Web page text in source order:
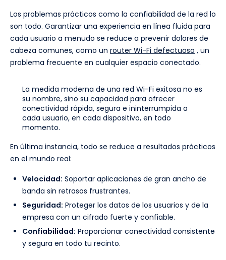
Los problemas prácticos como la confiabilidad de la red lo
son todo. Garantizar una experiencia en línea fluida para
cada usuario a menudo se reduce a prevenir dolores de
cabeza comunes, como un router Wi-Fi defectuoso , un
problema frecuente en cualquier espacio conectado.
La medida moderna de una red Wi-Fi exitosa no es
su nombre, sino su capacidad para ofrecer
conectividad rápida, segura e ininterrumpida a
cada usuario, en cada dispositivo, en todo
momento.
En última instancia, todo se reduce a resultados prácticos
en el mundo real:
Velocidad: Soportar aplicaciones de gran ancho de
banda sin retrasos frustrantes.
Seguridad: Proteger los datos de los usuarios y de la
empresa con un cifrado fuerte y confiable.
Confiabilidad: Proporcionar conectividad consistente
y segura en todo tu recinto.